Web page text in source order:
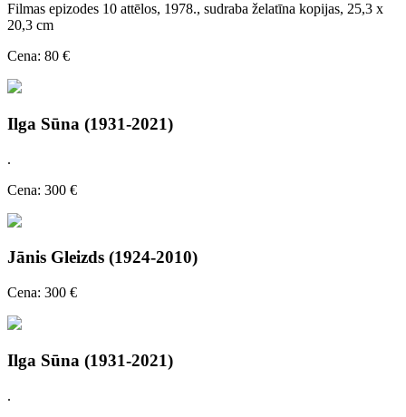
Filmas epizodes 10 attēlos, 1978., sudraba želatīna kopijas, 25,3 x
20,3 cm
Cena: 80 €
Ilga Sūna (1931-2021)
.
Cena: 300 €
Jānis Gleizds (1924-2010)
Cena: 300 €
Ilga Sūna (1931-2021)
.